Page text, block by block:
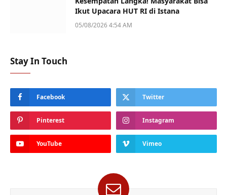
Ikut Upacara HUT RI di Istana
05/08/2026 4:54 AM
Stay In Touch
Facebook Twitter
Pinterest Instagram
YouTube Vimeo